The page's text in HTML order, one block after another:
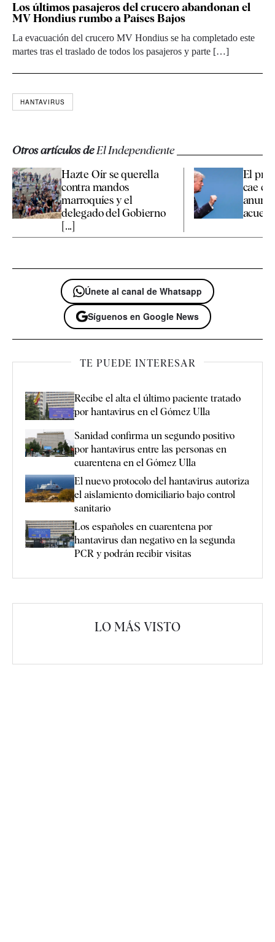
Los últimos pasajeros del crucero abandonan el
MV Hondius rumbo a Países Bajos
La evacuación del crucero MV Hondius se ha completado este
martes tras el traslado de todos los pasajeros y parte […]
HANTAVIRUS
Otros artículos deEl Independiente
Hazte Oír se querella
contra mandos
marroquíes y el
delegado del Gobierno
[...]
El
cae
Únete al canal de Whatsapp
Síguenos en Google News
TE PUEDE INTERESAR
Recibe el alta el último paciente tratado
por hantavirus en el Gómez Ulla
Sanidad confirma un segundo positivo
por hantavirus entre las personas en
cuarentena en el Gómez Ulla
El nuevo protocolo del hantavirus autoriza
el aislamiento domiciliario bajo control
sanitario
Los españoles en cuarentena por
hantavirus dan negativo en la segunda
PCR y podrán recibir visitas
LO MÁS VISTO